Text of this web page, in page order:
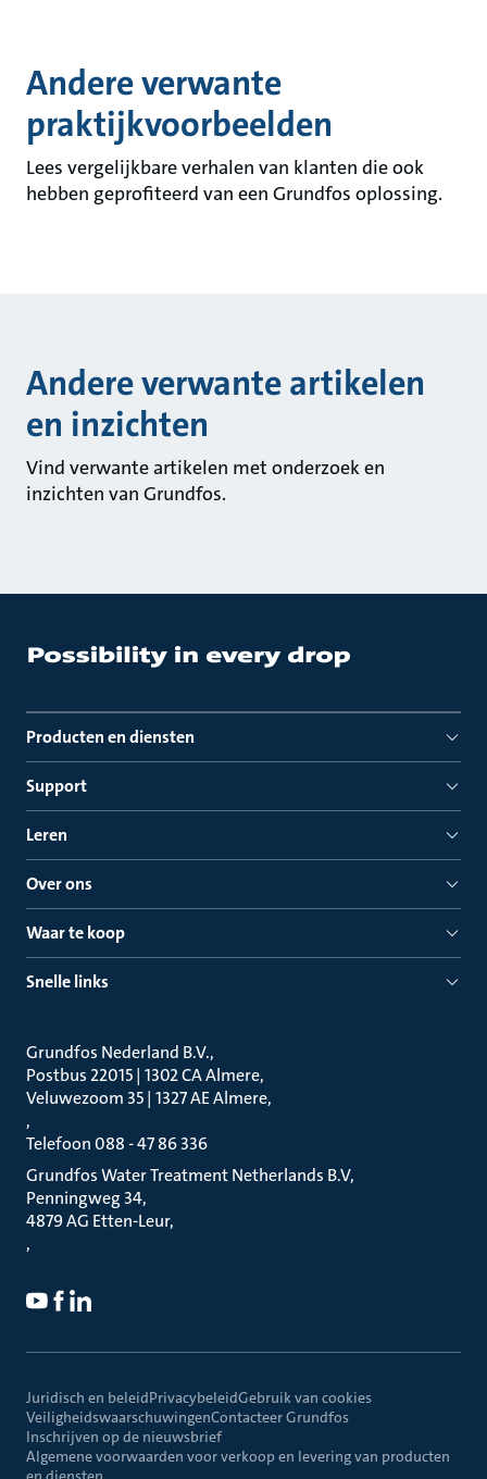
Andere verwante
praktijkvoorbeelden
Lees vergelijkbare verhalen van klanten die ook
hebben geprofiteerd van een Grundfos oplossing.
Andere verwante artikelen
en inzichten
Vind verwante artikelen met onderzoek en
inzichten van Grundfos.
Producten en diensten
Support
Leren
Over ons
Waar te koop
Snelle links
Grundfos Nederland B.V.
Postbus 22015 | 1302 CA Almere
Veluwezoom 35 | 1327 AE Almere
Telefoon 088 - 47 86 336
Grundfos Water Treatment Netherlands B.V
Penningweg 34
4879 AG Etten-Leur
Juridisch en beleidPrivacybeleidGebruik van cookies
VeiligheidswaarschuwingenContacteer Grundfos
Inschrijven op de nieuwsbrief
Algemene voorwaarden voor verkoop en levering van producten